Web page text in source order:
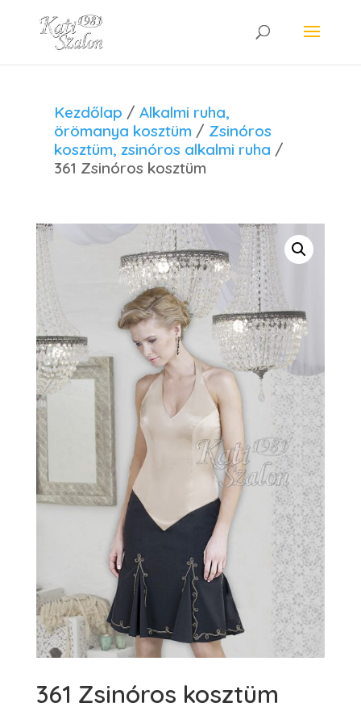
Kezdőlap /Alkalmi ruha,
örömanya kosztüm / Zsinóros
kosztüm, zsinóros alkalmi ruha /
361 Zsinóros kosztüm
361 Zsinóros kosztüm